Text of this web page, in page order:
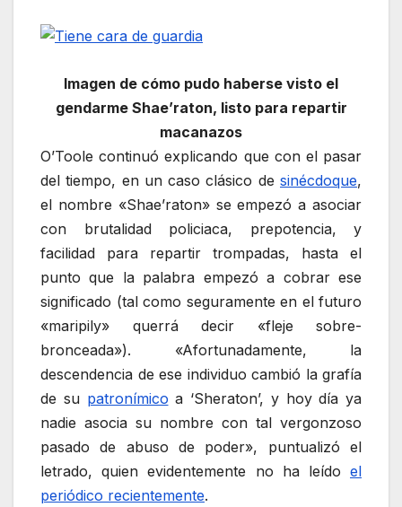
Imagen de cómo pudo haberse visto el
gendarme Shae’raton, listo para repartir
macanazos
O’Toole continuó explicando que con el pasar
del tiempo, en un caso clásico de sinécdoque,
el nombre «Shae’raton» se empezó a asociar
con brutalidad policiaca, prepotencia, y
facilidad para repartir trompadas, hasta el
punto que la palabra empezó a cobrar ese
significado (tal como seguramente en el futuro
«maripily» querrá decir «fleje sobre-
bronceada»). «Afortunadamente, la
descendencia de ese individuo cambió la grafía
de su patronímico a ‘Sheraton’, y hoy día ya
nadie asocia su nombre con tal vergonzoso
pasado de abuso de poder», puntualizó el
letrado, quien evidentemente no ha leído el
periódico recientemente.